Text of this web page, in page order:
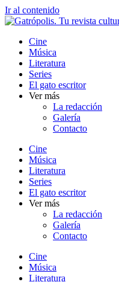
Ir al contenido
Cine
Música
Literatura
Series
El gato escritor
Ver más
La redacción
Galería
Contacto
Cine
Música
Literatura
Series
El gato escritor
Ver más
La redacción
Galería
Contacto
Cine
Música
Literatura